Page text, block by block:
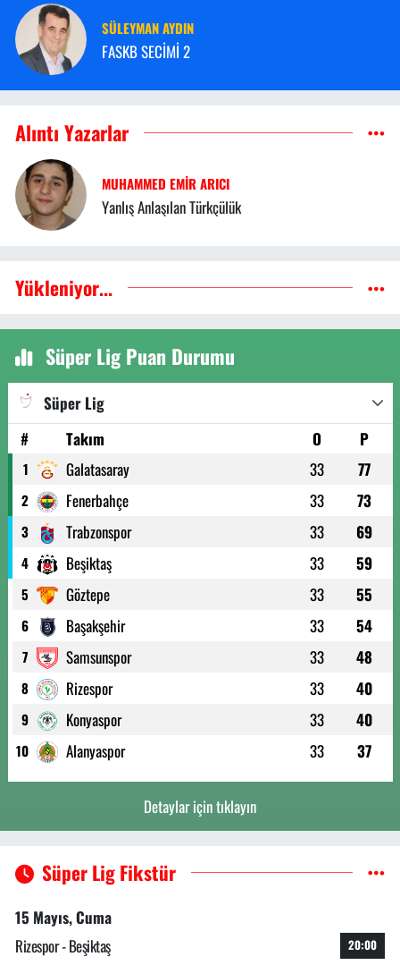
SÜLEYMAN AYDIN
FASKB SECİMİ 2
Alıntı Yazarlar
MUHAMMED EMIR ARICI
Yanlış Anlaşılan Türkçülük
Yükleniyor...
Süper Lig Puan Durumu
Süper Lig
#
Takım O P
1 Galatasaray 33 77
2 Fenerbahçe 33 73
3 Trabzonspor 33 69
4 Beşiktaş 33 59
5 Göztepe 33 55
6 Başakşehir 33 54
7 Samsunspor 33 48
8 Rizespor 33 40
9 Konyaspor 33 40
10 Alanyaspor 33 37
Detaylar için tıklayın
Süper Lig Fikstür
15 Mayıs, Cuma
Rizespor - Beşiktaş
20:00